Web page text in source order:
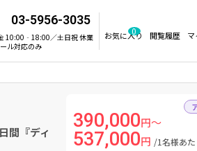
03-5956-3035
10:00‐18:00／土日祝 休業
ル対応のみ
お気に入り
0 閲覧履歴
間『ディ
390,000円～
537,000円 /1名様あた